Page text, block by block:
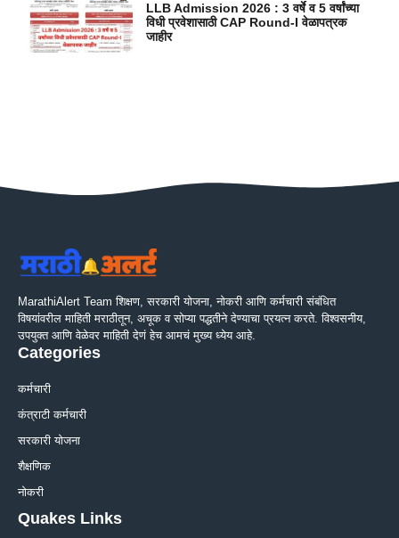
LLB Admission 2026 : 3 वर्षे व 5 वर्षांच्या
विधी प्रवेशासाठी CAP Round-I वेळापत्रक
जाहीर
MarathiAlert Team शिक्षण, सरकारी योजना, नोकरी आणि कर्मचारी संबंधित
विषयांवरील माहिती मराठीतून, अचूक व सोप्या पद्धतीने देण्याचा प्रयत्न करते. विश्वसनीय,
उपयुक्त आणि वेळेवर माहिती देणं हेच आमचं मुख्य ध्येय आहे.
Categories
कर्मचारी
कंत्राटी कर्मचारी
सरकारी योजना
शैक्षणिक
नोकरी
Quakes Links